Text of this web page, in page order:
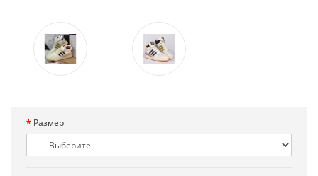
Размер